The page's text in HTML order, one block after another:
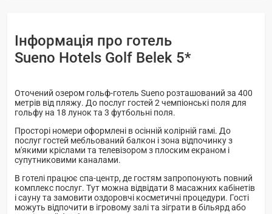
Інформація про готель
Sueno Hotels Golf Belek 5*
Оточений озером гольф-готель Sueno розташований за 400
метрів від пляжу. До послуг гостей 2 чемпіонські поля для
гольфу на 18 лунок та 3 футбольні поля.
Просторі номери оформлені в осінній колірній гамі. До
послуг гостей мебльований балкон і зона відпочинку з
м'якими кріслами та телевізором з плоским екраном і
супутниковими каналами.
В готелі працює спа-центр, де гостям запропонують повний
комплекс послуг. Тут можна відвідати 8 масажних кабінетів
і сауну та замовити оздоровчі косметичні процедури. Гості
можуть відпочити в ігровому залі та зіграти в більярд або